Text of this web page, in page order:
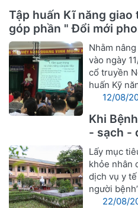
Tập huấn Kĩ năng
góp phần " Đổi mới
vụ cán bộ ngành Y
người bệnh"
Nhằm
vào ngày
cổ truyền
huấn Kỹ
12/08/
Khi
- sạch -
Lấy mục
khỏe nhân
dịch vụ y
người
22/08/